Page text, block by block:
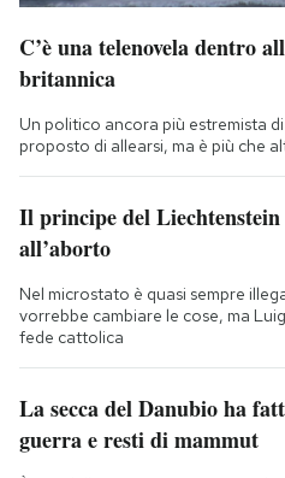
C’è una telenovela dentro
britannica
Un politico ancora più estremista
proposto di allearsi, ma è più che
Il principe del
all’aborto
Nel microstato è quasi sempre
vorrebbe cambiare le cose, ma
fede cattolica
La secca del Danubio ha
guerra e resti di mammut